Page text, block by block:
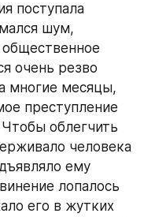
поступала
шум,
очень резво
многие месяцы,
преступление
облегчить
человека
ему
лопалось
его в жутких